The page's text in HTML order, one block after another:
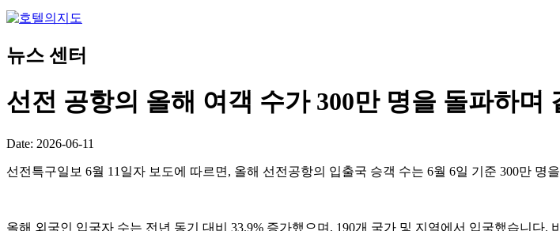
뉴스 센터
선전 공항의 올해 여객 수가 300만 명을 돌파하
Date: 2026-06-11
선전특구일보 6월 11일자 보도에 따르면, 올해 선전공항의 입출국 승객 수는 6월 6일 기준 300만 명
올해 외국인 입국자 수는 전년 동기 대비 33.9% 증가했으며, 190개 국가 및 지역에서 입국했습니다